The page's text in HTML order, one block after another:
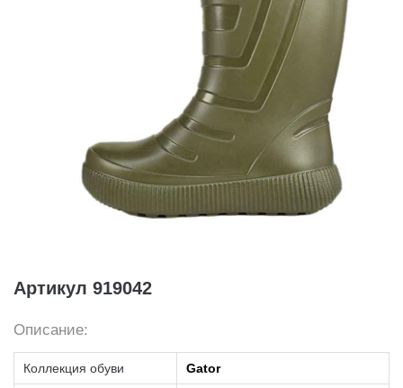
Артикул 919042
Описание:
Коллекция обуви Gator